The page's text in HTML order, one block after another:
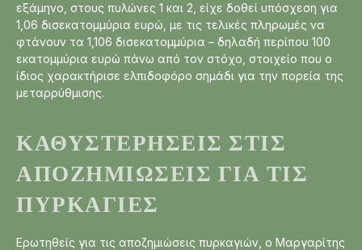
εξάμηνο, στους πυλώνες 1 και 2, είχε δοθεί υπόσχεση για
1,06 δισεκατομμύρια ευρώ, με τις τελικές πληρωμές να
φτάνουν τα 1,106 δισεκατομμύρια – δηλαδή περίπου 100
εκατομμύρια ευρώ πάνω από τον στόχο, στοιχείο που ο
ίδιος χαρακτήρισε ελπιδοφόρο σημάδι για την πορεία της
μεταρρύθμισης.
ΚΑΘΥΣΤΕΡΉΣΕΙΣ ΣΤΙΣ
ΑΠΟΖΗΜΙΏΣΕΙΣ ΓΙΑ ΤΙΣ
ΠΥΡΚΑΓΙΈΣ
Ερωτηθείς για τις αποζημιώσεις πυρκαγιών, ο Μαργαρίτης